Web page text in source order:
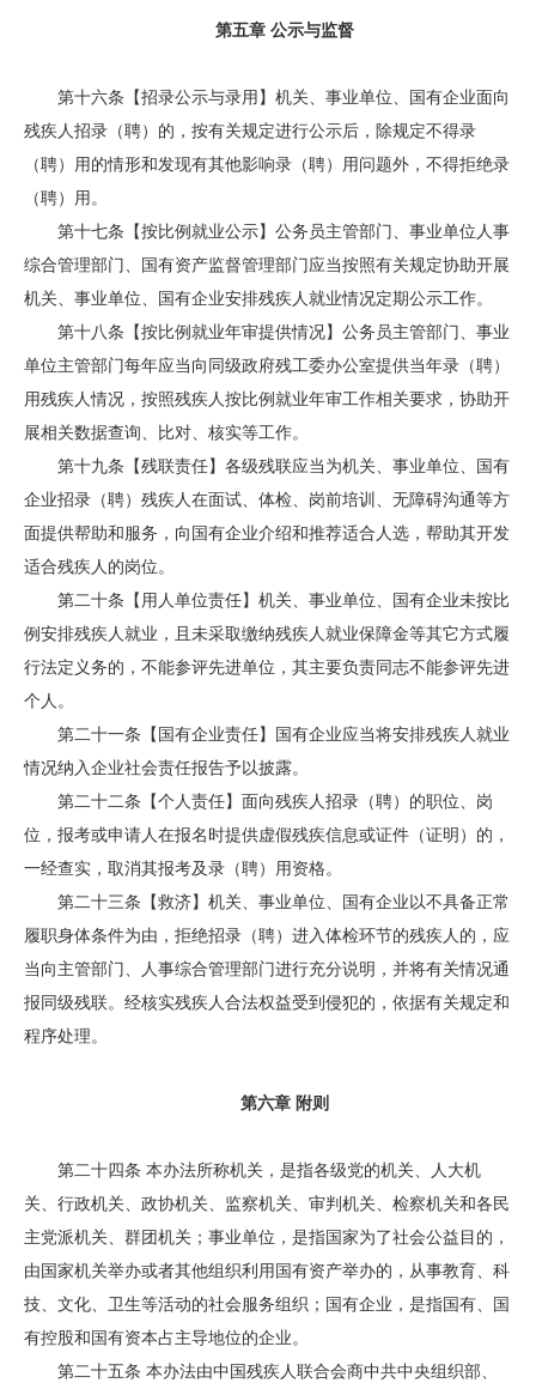
第五章 公示与监督
第十六条【招录公示与录用】机关、事业单位、国有企业面向
残疾人招录（聘）的，按有关规定进行公示后，除规定不得录
（聘）用的情形和发现有其他影响录（聘）用问题外，不得拒绝录
（聘）用。
第十七条【按比例就业公示】公务员主管部门、事业单位人事
综合管理部门、国有资产监督管理部门应当按照有关规定协助开展
机关、事业单位、国有企业安排残疾人就业情况定期公示工作。
第十八条【按比例就业年审提供情况】公务员主管部门、事业
单位主管部门每年应当向同级政府残工委办公室提供当年录（聘）
用残疾人情况，按照残疾人按比例就业年审工作相关要求，协助开
展相关数据查询、比对、核实等工作。
第十九条【残联责任】各级残联应当为机关、事业单位、国有
企业招录（聘）残疾人在面试、体检、岗前培训、无障碍沟通等方
面提供帮助和服务，向国有企业介绍和推荐适合人选，帮助其开发
适合残疾人的岗位。
第二十条【用人单位责任】机关、事业单位、国有企业未按比
例安排残疾人就业，且未采取缴纳残疾人就业保障金等其它方式履
行法定义务的，不能参评先进单位，其主要负责同志不能参评先进
个人。
第二十一条【国有企业责任】国有企业应当将安排残疾人就业
情况纳入企业社会责任报告予以披露。
第二十二条【个人责任】面向残疾人招录（聘）的职位、岗
位，报考或申请人在报名时提供虚假残疾信息或证件（证明）的，
一经查实，取消其报考及录（聘）用资格。
第二十三条【救济】机关、事业单位、国有企业以不具备正常
履职身体条件为由，拒绝招录（聘）进入体检环节的残疾人的，应
当向主管部门、人事综合管理部门进行充分说明，并将有关情况通
报同级残联。经核实残疾人合法权益受到侵犯的，依据有关规定和
程序处理。
第六章 附则
第二十四条 本办法所称机关，是指各级党的机关、人大机
关、行政机关、政协机关、监察机关、审判机关、检察机关和各民
主党派机关、群团机关；事业单位，是指国家为了社会公益目的，
由国家机关举办或者其他组织利用国有资产举办的，从事教育、科
技、文化、卫生等活动的社会服务组织；国有企业，是指国有、国
有控股和国有资本占主导地位的企业。
第二十五条 本办法由中国残疾人联合会商中共中央组织部、